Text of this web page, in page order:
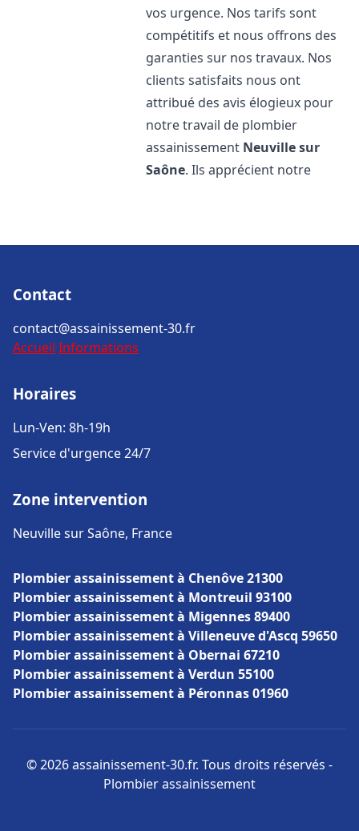
vos urgence. Nos tarifs sont
compétitifs et nous offrons des
garanties sur nos travaux. Nos
clients satisfaits nous ont
attribué des avis élogieux pour
notre travail de plombier
assainissement Neuville sur
Saône. Ils apprécient notre
Contact
contact@assainissement-30.fr
Accueil Informations
Horaires
Lun-Ven: 8h-19h
Service d'urgence 24/7
Zone intervention
Neuville sur Saône, France
Plombier assainissement à Chenôve 21300
Plombier assainissement à Montreuil 93100
Plombier assainissement à Migennes 89400
Plombier assainissement à Villeneuve d'Ascq 59650
Plombier assainissement à Obernai 67210
Plombier assainissement à Verdun 55100
Plombier assainissement à Péronnas 01960
© 2026 assainissement-30.fr. Tous droits réservés -
Plombier assainissement